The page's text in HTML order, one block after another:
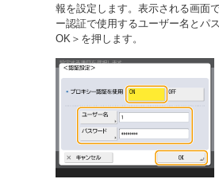
報を設定します。表示される画面
ー認証で使用するユーザー名とパ
OK＞を押します。